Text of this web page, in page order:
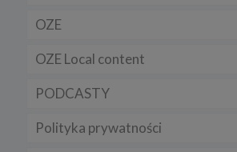
OZE
OZE Local content
PODCASTY
Polityka prywatności